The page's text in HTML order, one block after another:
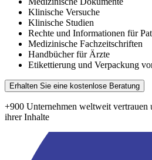
Klinische Versuche
Klinische Studien
Rechte und Informationen für
Medizinische Fachzeitschriften
Handbücher für Ärzte
Etikettierung und Verpackung
Erhalten Sie eine kostenlose Beratung
+900 Unternehmen weltweit vertrauen
ihrer Inhalte